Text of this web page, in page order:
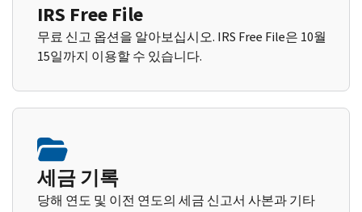
IRS Free File
무료 신고 옵션을 알아보십시오. IRS Free File은 10월
15일까지 이용할 수 있습니다.
세금 기록
당해 연도 및 이전 연도의 세금 신고서 사본과 기타